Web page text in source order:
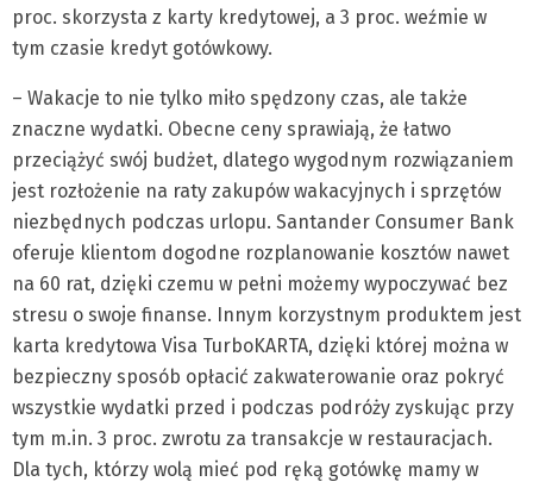
proc. skorzysta z karty kredytowej, a 3 proc. weźmie w
tym czasie kredyt gotówkowy.
– Wakacje to nie tylko miło spędzony czas, ale także
znaczne wydatki. Obecne ceny sprawiają, że łatwo
przeciążyć swój budżet, dlatego wygodnym rozwiązaniem
jest rozłożenie na raty zakupów wakacyjnych i sprzętów
niezbędnych podczas urlopu. Santander Consumer Bank
oferuje klientom dogodne rozplanowanie kosztów nawet
na 60 rat, dzięki czemu w pełni możemy wypoczywać bez
stresu o swoje finanse. Innym korzystnym produktem jest
karta kredytowa Visa TurboKARTA, dzięki której można w
bezpieczny sposób opłacić zakwaterowanie oraz pokryć
wszystkie wydatki przed i podczas podróży zyskując przy
tym m.in. 3 proc. zwrotu za transakcje w restauracjach.
Dla tych, którzy wolą mieć pod ręką gotówkę mamy w